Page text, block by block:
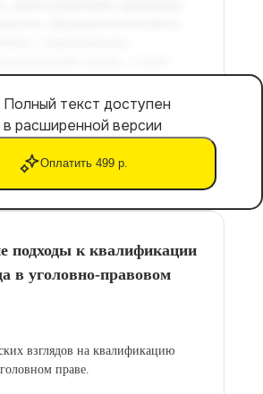
Полный текст доступен
в расширенной версии
Оплатить 499 р.
подходы к квалификации
в уголовно-правовом
взглядов на квалификацию
праве.